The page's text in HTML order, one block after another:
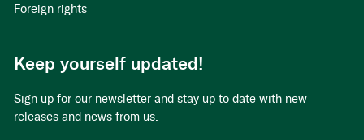
Foreign rights
Keep yourself updated!
Sign up for our newsletter and stay up to date with new
releases and news from us.